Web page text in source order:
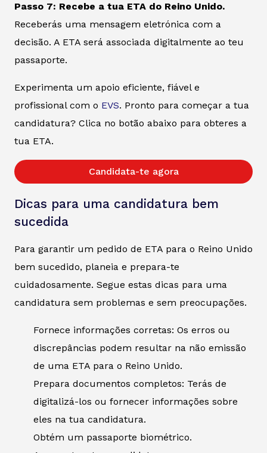
Passo 7: Recebe a tua ETA do Reino Unido.
Receberás uma mensagem eletrónica com a
decisão. A ETA será associada digitalmente ao teu
passaporte.
Experimenta um apoio eficiente, fiável e
profissional com o EVS. Pronto para começar a tua
candidatura? Clica no botão abaixo para obteres a
tua ETA.
Candidata-te agora
Dicas para uma candidatura bem
sucedida
Para garantir um pedido de ETA para o Reino Unido
bem sucedido, planeia e prepara-te
cuidadosamente. Segue estas dicas para uma
candidatura sem problemas e sem preocupações.
Fornece informações corretas: Os erros ou
discrepâncias podem resultar na não emissão
de uma ETA para o Reino Unido.
Prepara documentos completos: Terás de
digitalizá-los ou fornecer informações sobre
eles na tua candidatura.
Obtém um passaporte biométrico.